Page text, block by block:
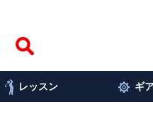
レッスン ギ